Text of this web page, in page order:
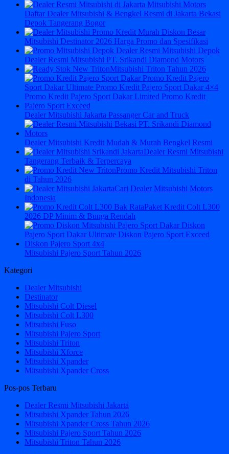
Daftar Dealer Mitsubishi & Bengkel Resmi di Jakarta Bekasi
Depok Tangerang Bogor
Mitsubishi Destinator 2026 Harga Promo dan Spesifikasi
Dealer Resmi Mitsubishi PT. Srikandi Diamond Motors
Mitsubishi Triton Tahun 2026
Dealer Mitsubishi Jakarta Passanger Car and Truck
Dealer Mitsubishi Kredit Mudah & Murah Bengkel Resmi
Dealer Resmi Mitsubishi
Tangerang Terbaik & Terpercaya
Promo Kredit Mitsubishi Triton
di Tahun 2026
Cari Dealer Mitsubishi Motors
Indonesia
Paket Kredit Colt L300
2026 DP Minim & Bunga Rendah
Mitsubishi Pajero Sport Tahun 2026
Kategori
Dealer Mitsubishi
Destinator
Mitsubishi Colt Diesel
Mitsubishi Colt L300
Mitsubishi Fuso
Mitsubishi Pajero Sport
Mitsubishi Triton
Mitsubishi Xforce
Mitsubishi Xpander
Mitsubishi Xpander Cross
Pos-pos Terbaru
Dealer Resmi Mitsubishi Jakarta
Mitsubishi Xpander Tahun 2026
Mitsubishi Xpander Cross Tahun 2026
Mitsubishi Pajero Sport Tahun 2026
Mitsubishi Triton Tahun 2026